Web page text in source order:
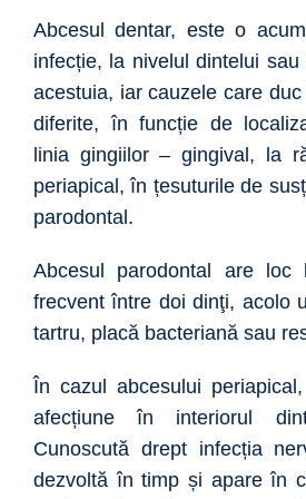
Abcesul dentar, este o
infecție, la nivelul dintelui sau
acestuia, iar cauzele care
diferite, în funcție de
linia gingiilor – gingival, la
periapical, în țesuturile de
parodontal.
Abcesul parodontal are loc
frecvent între doi dinţi, acolo
tartru, placă bacteriană sau
În cazul abcesului
afecțiune în interiorul
Cunoscută drept infecția
dezvoltă în timp și apare în